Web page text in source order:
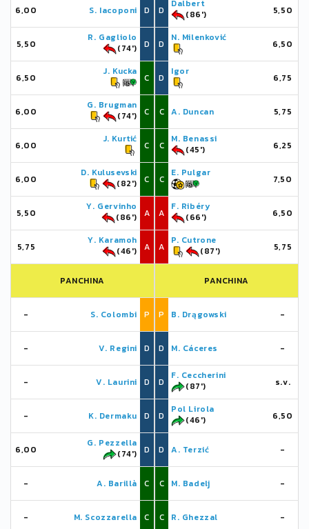
6,00 S. Iacoponi D
5,50
R. Gagliolo
(74')
D
6,50
J. Kucka
C
6,00
G. Brugman
(74')
C
6,00
J. Kurtić
C
6,00
D. Kulusevski
(82')
C
5,50
Y. Gervinho
(86')
A
5,75
Y. Karamoh
(46')
A
PANCHINA
- S. Colombi P
- V. Regini D
- V. Laurini D
- K. Dermaku D
6,00
G. Pezzella
(74')
D
- A. Barillà C
- M. Scozzarella C
D
Dalbert
(86')
5,50
D
N. Milenković
6,50
D
Igor
6,75
C A. Duncan 5,75
C
M. Benassi
(45')
6,25
C
E. Pulgar
7,50
A
F. Ribéry
(66')
6,50
A
P. Cutrone
(87')
5,75
PANCHINA
P B. Drągowski -
D M. Cáceres -
D
F. Ceccherini
(87')
s.v.
D
Pol Lirola
(46')
6,50
D A. Terzić -
C M. Badelj -
C R. Ghezzal -